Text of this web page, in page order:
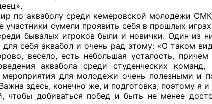
независимой оценки качества условий
по акваболу среди кемеровской молодежи
сумели проявить себя в прошлых
бывалых игроков были и новички. Один из
для себя аквабол и очень рад этому: «О таком
весело, есть небольшая усталость, причем
аквабола среди студенческих
мероприятия для молодежи очень полезными и
здесь, конечно же, и подготовка, поэтому я
чтобы добиваться побед и быть не менее